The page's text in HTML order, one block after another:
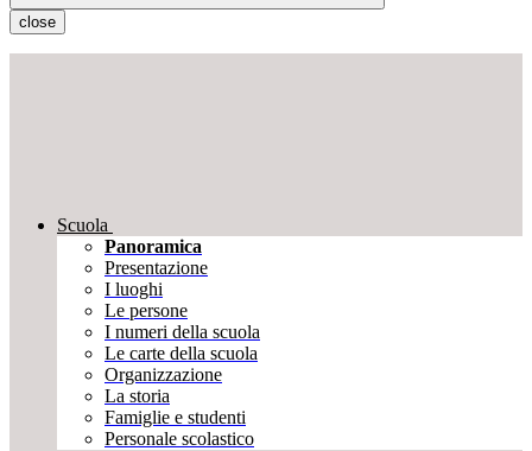
close
Scuola
Panoramica
Presentazione
I luoghi
Le persone
I numeri della scuola
Le carte della scuola
Organizzazione
La storia
Famiglie e studenti
Personale scolastico